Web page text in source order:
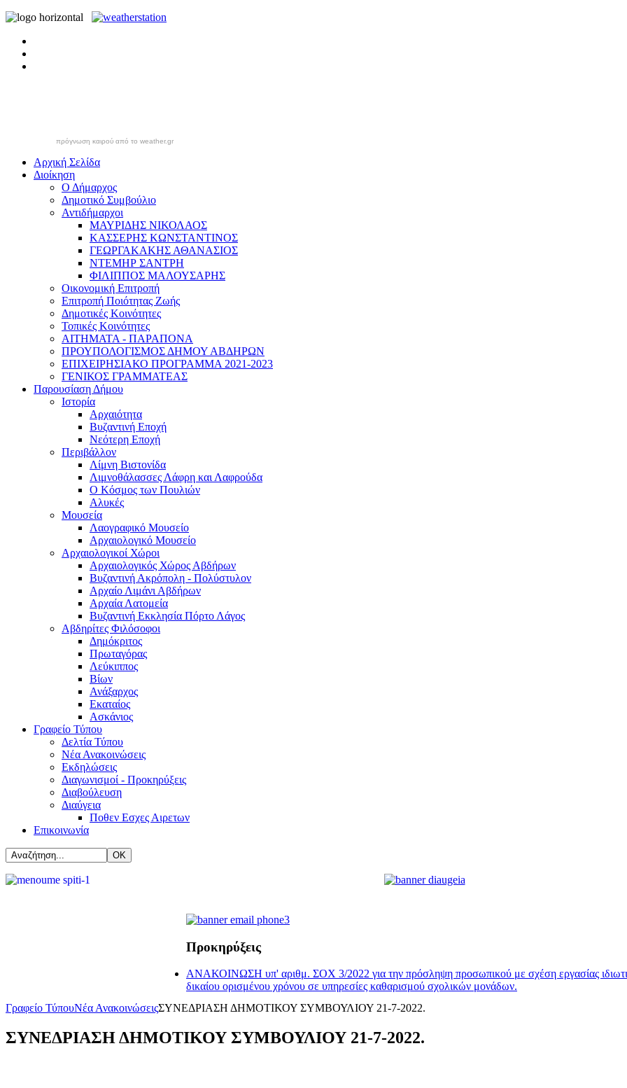
πρόγνωση καιρού από το weather.gr
Αρχική Σελίδα
Διοίκηση
Ο Δήμαρχος
Δημοτικό Συμβούλιο
Αντιδήμαρχοι
ΜΑΥΡΙΔΗΣ ΝΙΚΟΛΑΟΣ
ΚΑΣΣΕΡΗΣ ΚΩΝΣΤΑΝΤΙΝΟΣ
ΓΕΩΡΓΑΚΑΚΗΣ ΑΘΑΝΑΣΙΟΣ
ΝΤΕΜΗΡ ΣΑΝΤΡΗ
ΦΙΛΙΠΠΟΣ ΜΑΛΟΥΣΑΡΗΣ
Οικονομική Επιτροπή
Επιτροπή Ποιότητας Ζωής
Δημοτικές Κοινότητες
Τοπικές Κοινότητες
ΑΙΤΗΜΑΤΑ - ΠΑΡΑΠΟΝΑ
ΠΡΟΥΠΟΛΟΓΙΣΜΟΣ ΔΗΜΟΥ ΑΒΔΗΡΩΝ
ΕΠΙΧΕΙΡΗΣΙΑΚΟ ΠΡΟΓΡΑΜΜΑ 2021-2023
ΓΕΝΙΚΟΣ ΓΡΑΜΜΑΤΕΑΣ
Παρουσίαση Δήμου
Ιστορία
Αρχαιότητα
Βυζαντινή Εποχή
Νεότερη Εποχή
Περιβάλλον
Λίμνη Βιστονίδα
Λιμνοθάλασσες Λάφρη και Λαφρούδα
Ο Κόσμος των Πουλιών
Αλυκές
Μουσεία
Λαογραφικό Μουσείο
Αρχαιολογικό Μουσείο
Αρχαιολογικοί Χώροι
Αρχαιολογικός Χώρος Αβδήρων
Βυζαντινή Ακρόπολη - Πολύστυλον
Αρχαίο Λιμάνι Αβδήρων
Αρχαία Λατομεία
Βυζαντινή Εκκλησία Πόρτο Λάγος
Αβδηρίτες Φιλόσοφοι
Δημόκριτος
Πρωταγόρας
Λεύκιππος
Βίων
Ανάξαρχος
Εκαταίος
Ασκάνιος
Γραφείο Τύπου
Δελτία Τύπου
Νέα Ανακοινώσεις
Εκδηλώσεις
Διαγωνισμοί - Προκηρύξεις
Διαβούλευση
Διαύγεια
Ποθεν Εσχες Αιρετων
Επικοινωνία
Γραφείο ΤύπουΝέα ΑνακοινώσειςΣΥΝΕΔΡΙΑΣΗ ΔΗΜΟΤΙΚΟΥ ΣΥΜΒΟΥΛΙΟΥ 21-7-2022.
ΣΥΝΕΔΡΙΑΣΗ ΔΗΜΟΤΙΚΟΥ ΣΥΜΒΟΥΛΙΟΥ 21-7-2022.
Προκηρύξεις
ΑΝΑΚΟΙΝΩΣΗ υπ' αριθμ. ΣΟΧ 3/2022 για την πρόσληψη προσωπικού με σχέση εργασίας
δικαίου ορισμένου χρόνου σε υπηρεσίες καθαρισμού σχολικών μονάδων.